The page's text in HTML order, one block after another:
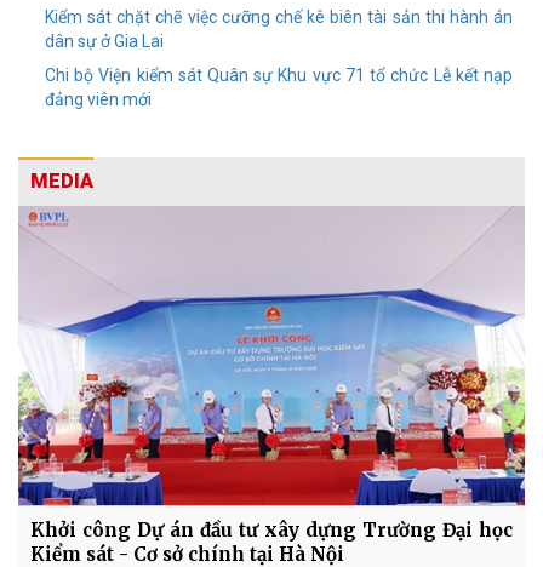
Kiểm sát chặt chẽ việc cưỡng chế kê biên tài sản thi hành án
dân sự ở Gia Lai
Chi bộ Viện kiểm sát Quân sự Khu vực 71 tổ chức Lễ kết nạp
đảng viên mới
MEDIA
Khởi công Dự án đầu tư xây dựng Trường Đại học
Kiểm sát - Cơ sở chính tại Hà Nội